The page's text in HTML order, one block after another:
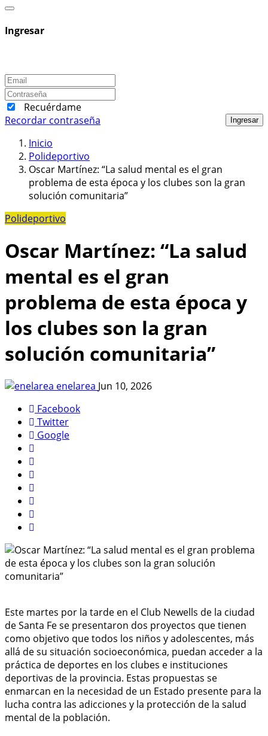
Ingresar
Recuérdame
Ingresar
Recordar contraseña
Inicio
Polideportivo
Oscar Martínez: “La salud mental es el gran
problema de esta época y los clubes son la gran
solución comunitaria”
Polideportivo
Oscar Martínez: “La salud
mental es el gran
problema de esta época y
los clubes son la gran
solución comunitaria”
enelarea Jun 10, 2026
Facebook
Twitter
Google
Este martes por la tarde en el Club Newells de la ciudad
de Santa Fe se presentaron dos proyectos que tienen
como objetivo que todos los niños y adolescentes, más
allá de su situación socioeconómica, puedan acceder a la
práctica de deportes en los clubes e instituciones
deportivas de la provincia. Estas propuestas se
enmarcan en la necesidad de un Estado presente para la
lucha contra las adicciones y la protección de la salud
mental de la población.